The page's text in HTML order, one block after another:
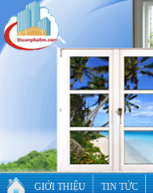
GIỚI THIỆU TIN TỨC